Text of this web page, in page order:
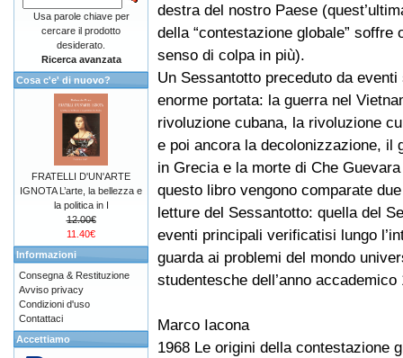
destra del nostro Paese
della “contestazione globale” soffre
senso di colpa in più).
Un Sessantotto preceduto da
enorme portata: la guerra nel
rivoluzione cubana, la rivoluzione
e poi ancora la decolonizzazione, il
in Grecia e la morte di Che
questo libro vengono comparate
letture del Sessantotto: quella del
eventi principali verificatisi lungo
guarda ai problemi del mondo
studentesche dell’anno accademico
Marco Iacona
1968 Le origini della contestazione
Usa parole chiave per
cercare il prodotto
desiderato.
Ricerca avanzata
Cosa c'e' di nuovo?
FRATELLI D'UN'ARTE
IGNOTA L’arte, la bellezza e
la politica in I
12.00€
11.40€
Informazioni
Consegna & Restituzione
Avviso privacy
Condizioni d'uso
Contattaci
Accettiamo